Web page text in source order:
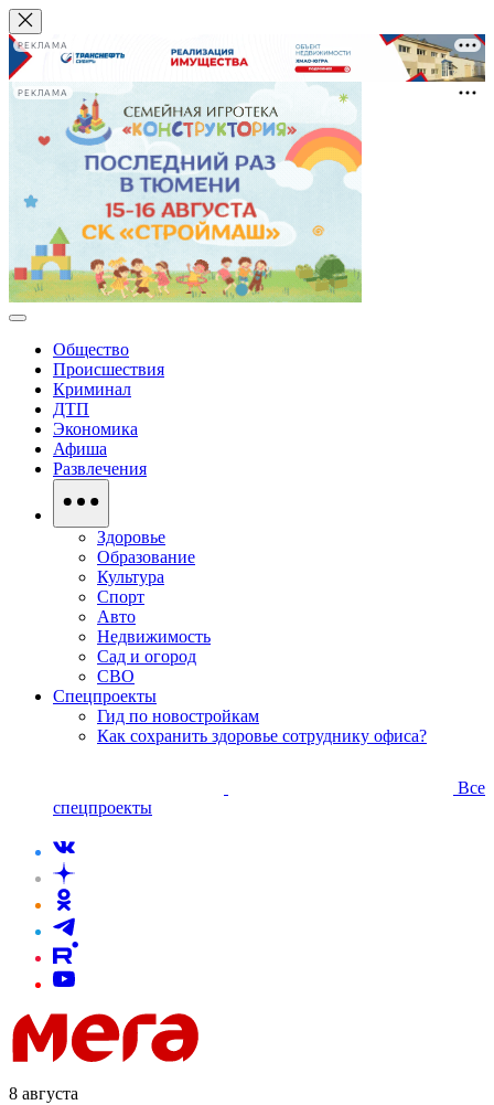
РЕКЛАМА
РЕКЛАМА
Общество
Происшествия
Криминал
ДТП
Экономика
Афиша
Развлечения
Здоровье
Образование
Культура
Спорт
Авто
Недвижимость
Сад и огород
СВО
Спецпроекты
Гид по новостройкам
Как сохранить здоровье сотруднику офиса?
Все
спецпроекты
8 августа